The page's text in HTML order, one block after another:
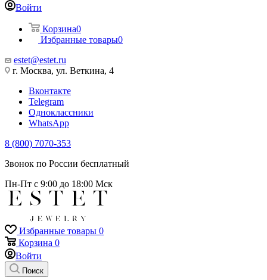
Войти
Корзина0
Избранные товары0
estet@estet.ru
г. Москва, ул. Веткина, 4
Вконтакте
Telegram
Одноклассники
WhatsApp
8 (800) 7070-353
Звонок по России бесплатный
Пн-Пт с 9:00 до 18:00 Мск
Избранные товары 0
Корзина 0
Войти
Поиск